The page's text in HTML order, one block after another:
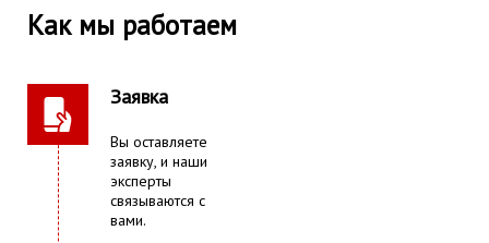
Как мы работаем
Заявка
Вы оставляете
заявку, и наши
эксперты
связываются с
вами.